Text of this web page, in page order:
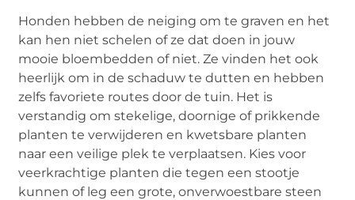
Honden hebben de neiging om te graven en het
kan hen niet schelen of ze dat doen in jouw
mooie bloembedden of niet. Ze vinden het ook
heerlijk om in de schaduw te dutten en hebben
zelfs favoriete routes door de tuin. Het is
verstandig om stekelige, doornige of prikkende
planten te verwijderen en kwetsbare planten
naar een veilige plek te verplaatsen. Kies voor
veerkrachtige planten die tegen een stootje
kunnen of leg een grote, onverwoestbare steen